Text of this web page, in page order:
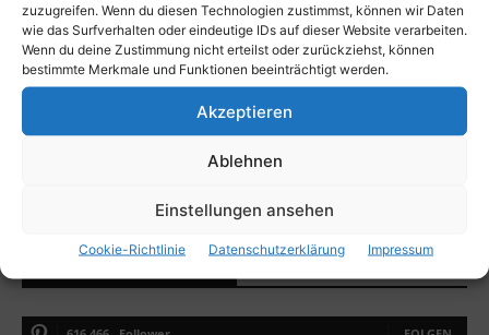
zuzugreifen. Wenn du diesen Technologien zustimmst, können wir Daten
wie das Surfverhalten oder eindeutige IDs auf dieser Website verarbeiten.
Wenn du deine Zustimmung nicht erteilst oder zurückziehst, können
bestimmte Merkmale und Funktionen beeinträchtigt werden.
Akzeptieren
Ablehnen
Einstellungen ansehen
Cookie-Richtlinie Datenschutzerklärung Impressum
Desinfektionsmittel selbst herstellen
Desinfektionsmittel selbst herstellen